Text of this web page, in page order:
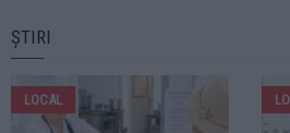
ȘTIRI
LOCAL